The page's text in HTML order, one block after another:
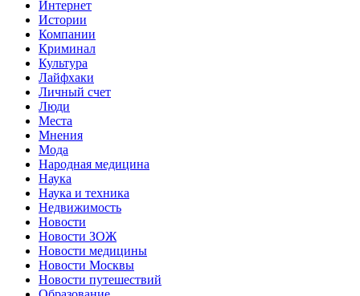
Интернет
Истории
Компании
Криминал
Культура
Лайфхаки
Личный счет
Люди
Места
Мнения
Мода
Народная медицина
Наука
Наука и техника
Недвижимость
Новости
Новости ЗОЖ
Новости медицины
Новости Москвы
Новости путешествий